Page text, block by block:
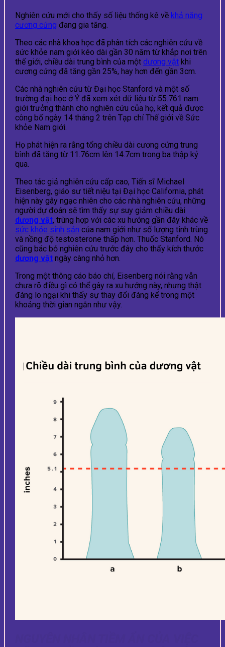
Nghiên cứu mới cho thấy số liệu thống kê về khả năng
cương cứng đang gia tăng.
Theo các nhà khoa học đã phân tích các nghiên cứu về
sức khỏe nam giới kéo dài gần 30 năm từ khắp nơi trên
thế giới, chiều dài trung bình của một dương vật khi
cương cứng đã tăng gần 25%, hay hơn đến gần 3cm.
Các nhà nghiên cứu từ Đại học Stanford và một số
trường đại học ở Ý đã xem xét dữ liệu từ 55.761 nam
giới trưởng thành cho nghiên cứu của họ, kết quả được
công bố ngày 14 tháng 2 trên Tạp chí Thế giới về Sức
khỏe Nam giới.
Họ phát hiện ra rằng tổng chiều dài cương cứng trung
bình đã tăng từ 11.76cm lên 14.7cm trong ba thập kỷ
qua.
Theo tác giả nghiên cứu cấp cao, Tiến sĩ Michael
Eisenberg, giáo sư tiết niệu tại Đại học California, phát
hiện này gây ngạc nhiên cho các nhà nghiên cứu, những
người dự đoán sẽ tìm thấy sự suy giảm chiều dài
dương vật, trùng hợp với các xu hướng gần đây khác về
sức khỏe sinh sản của nam giới như số lượng tinh trùng
và nồng độ testosterone thấp hơn. Thuốc Stanford. Nó
cũng bác bỏ nghiên cứu trước đây cho thấy kích thước
dương vật ngày càng nhỏ hơn.
Trong một thông cáo báo chí, Eisenberg nói rằng vẫn
chưa rõ điều gì có thể gây ra xu hướng này, nhưng thật
đáng lo ngại khi thấy sự thay đổi đáng kể trong một
khoảng thời gian ngắn như vậy.